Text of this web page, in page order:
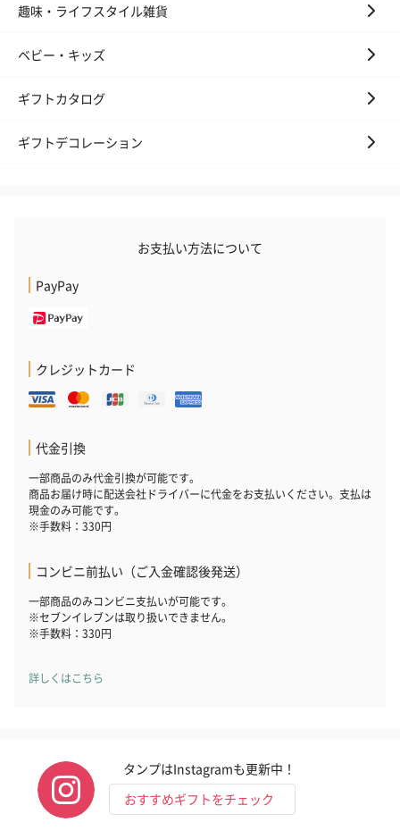
趣味・ライフスタイル雑貨
ベビー・キッズ
ギフトカタログ
ギフトデコレーション
お支払い方法について
PayPay
クレジットカード
代金引換
一部商品のみ代金引換が可能です。
商品お届け時に配送会社ドライバーに代金をお支払いください。支払は
現金のみ可能です。
※手数料：330円
コンビニ前払い（ご入金確認後発送）
一部商品のみコンビニ支払いが可能です。
※セブンイレブンは取り扱いできません。
※手数料：330円
詳しくはこちら
タンプはInstagramも更新中！
おすすめギフトをチェック